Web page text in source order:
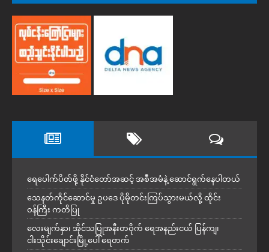
ရေပေါက်ပိတ်ဖို့ နိုင်ငံတော်အဆင့် အစီအမံနဲ့ ဆောင်ရွက်နေပါတယ်
သေနတ်ကိုင်ဆောင်မှု ဥပဒေ ပိုမိုတင်းကြပ်သွားမယ်လို့ ထိုင်း
ဝန်ကြီး ကတိပြု
လေးမျက်နှာ၊ အိုင်သပြုအနီးတဝိုက် ရေအနည်းငယ် ပြန်ကျ၊
ငါးသိုင်းချောင်းမြို့ပေါ် ရေတက်